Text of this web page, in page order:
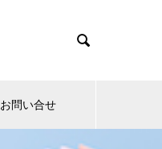

お問い合せ